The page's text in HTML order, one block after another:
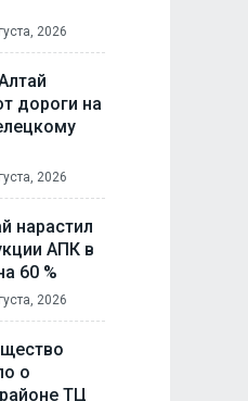
2026
дороги на
2026
нарастил
АПК в
60 %
2026
о
ТЦ